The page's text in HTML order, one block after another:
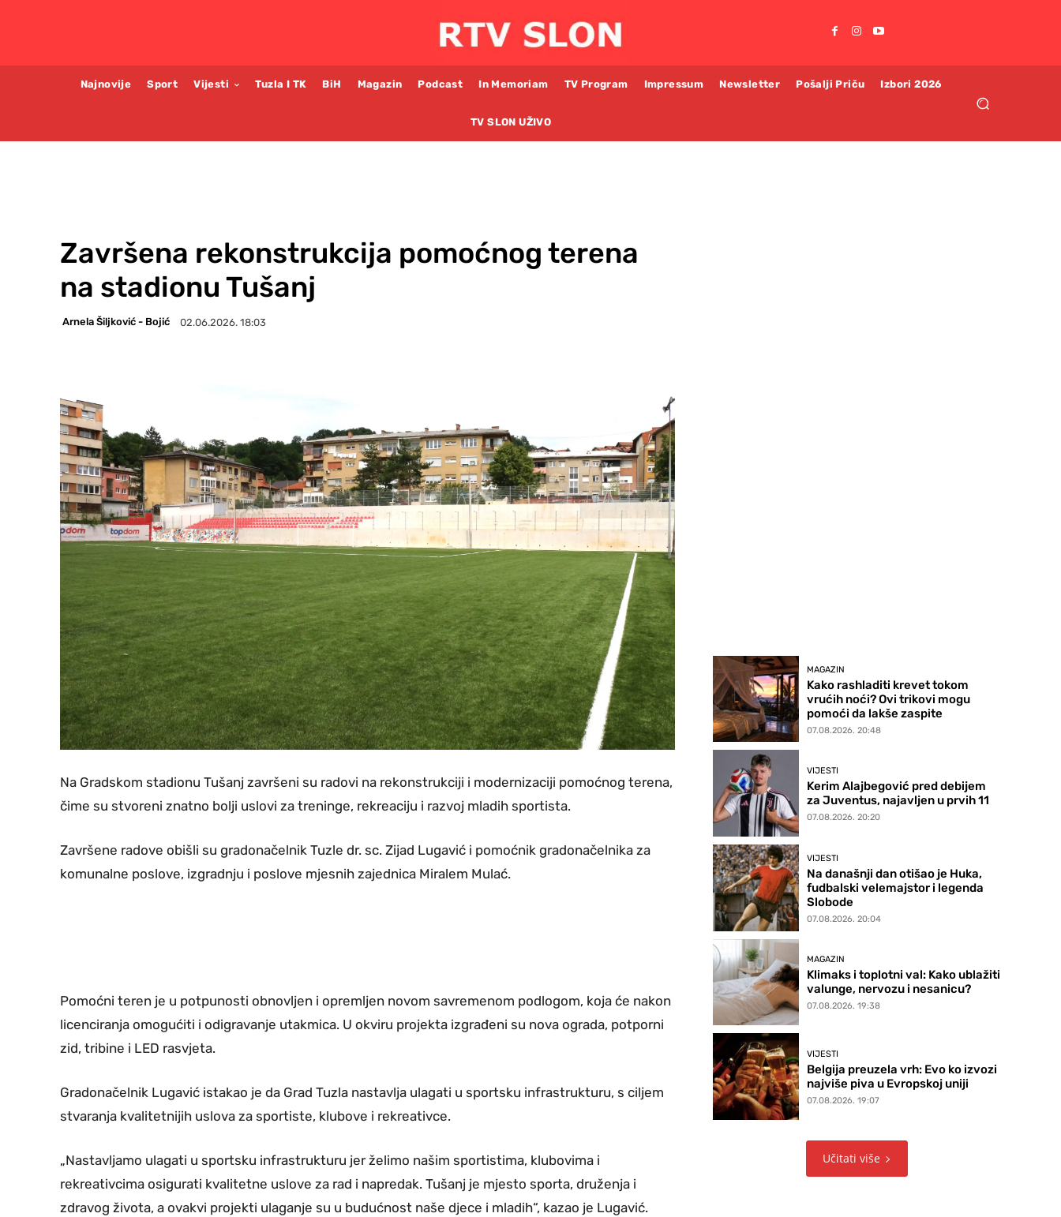
Najnovije Sport Vijesti Tuzla I TK BiH Magazin Podcast In Memoriam TV Program Impressum Newsletter Pošalji Priču Izbori 2026
TV SLON UŽIVO
Završena rekonstrukcija pomoćnog terena
na stadionu Tušanj
Arnela Šiljković - Bojić 02.06.2026. 18:03
Na Gradskom stadionu Tušanj završeni su radovi na rekonstrukciji i modernizaciji pomoćnog terena,
čime su stvoreni znatno bolji uslovi za treninge, rekreaciju i razvoj mladih sportista.
Završene radove obišli su gradonačelnik Tuzle dr. sc. Zijad Lugavić i pomoćnik gradonačelnika za
komunalne poslove, izgradnju i poslove mjesnih zajednica Miralem Mulać.
Pomoćni teren je u potpunosti obnovljen i opremljen novom savremenom podlogom, koja će nakon
licenciranja omogućiti i odigravanje utakmica. U okviru projekta izgrađeni su nova ograda, potporni
zid, tribine i LED rasvjeta.
Gradonačelnik Lugavić istakao je da Grad Tuzla nastavlja ulagati u sportsku infrastrukturu, s ciljem
stvaranja kvalitetnijih uslova za sportiste, klubove i rekreativce.
„Nastavljamo ulagati u sportsku infrastrukturu jer želimo našim sportistima, klubovima i
rekreativcima osigurati kvalitetne uslove za rad i napredak. Tušanj je mjesto sporta, druženja i
zdravog života, a ovakvi projekti ulaganje su u budućnost naše djece i mladih“, kazao je Lugavić.
MAGAZIN
Kako rashladiti krevet tokom
vrućih noći? Ovi trikovi mogu
pomoći da lakše zaspite
07.08.2026. 20:48
VIJESTI
Kerim Alajbegović pred debijem
za Juventus, najavljen u prvih 11
07.08.2026. 20:20
VIJESTI
Na današnji dan otišao je Huka,
fudbalski velemajstor i legenda
Slobode
07.08.2026. 20:04
MAGAZIN
Klimaks i toplotni val: Kako ublažiti
valunge, nervozu i nesanicu?
07.08.2026. 19:38
VIJESTI
Belgija preuzela vrh: Evo ko izvozi
najviše piva u Evropskoj uniji
07.08.2026. 19:07
Učitati više